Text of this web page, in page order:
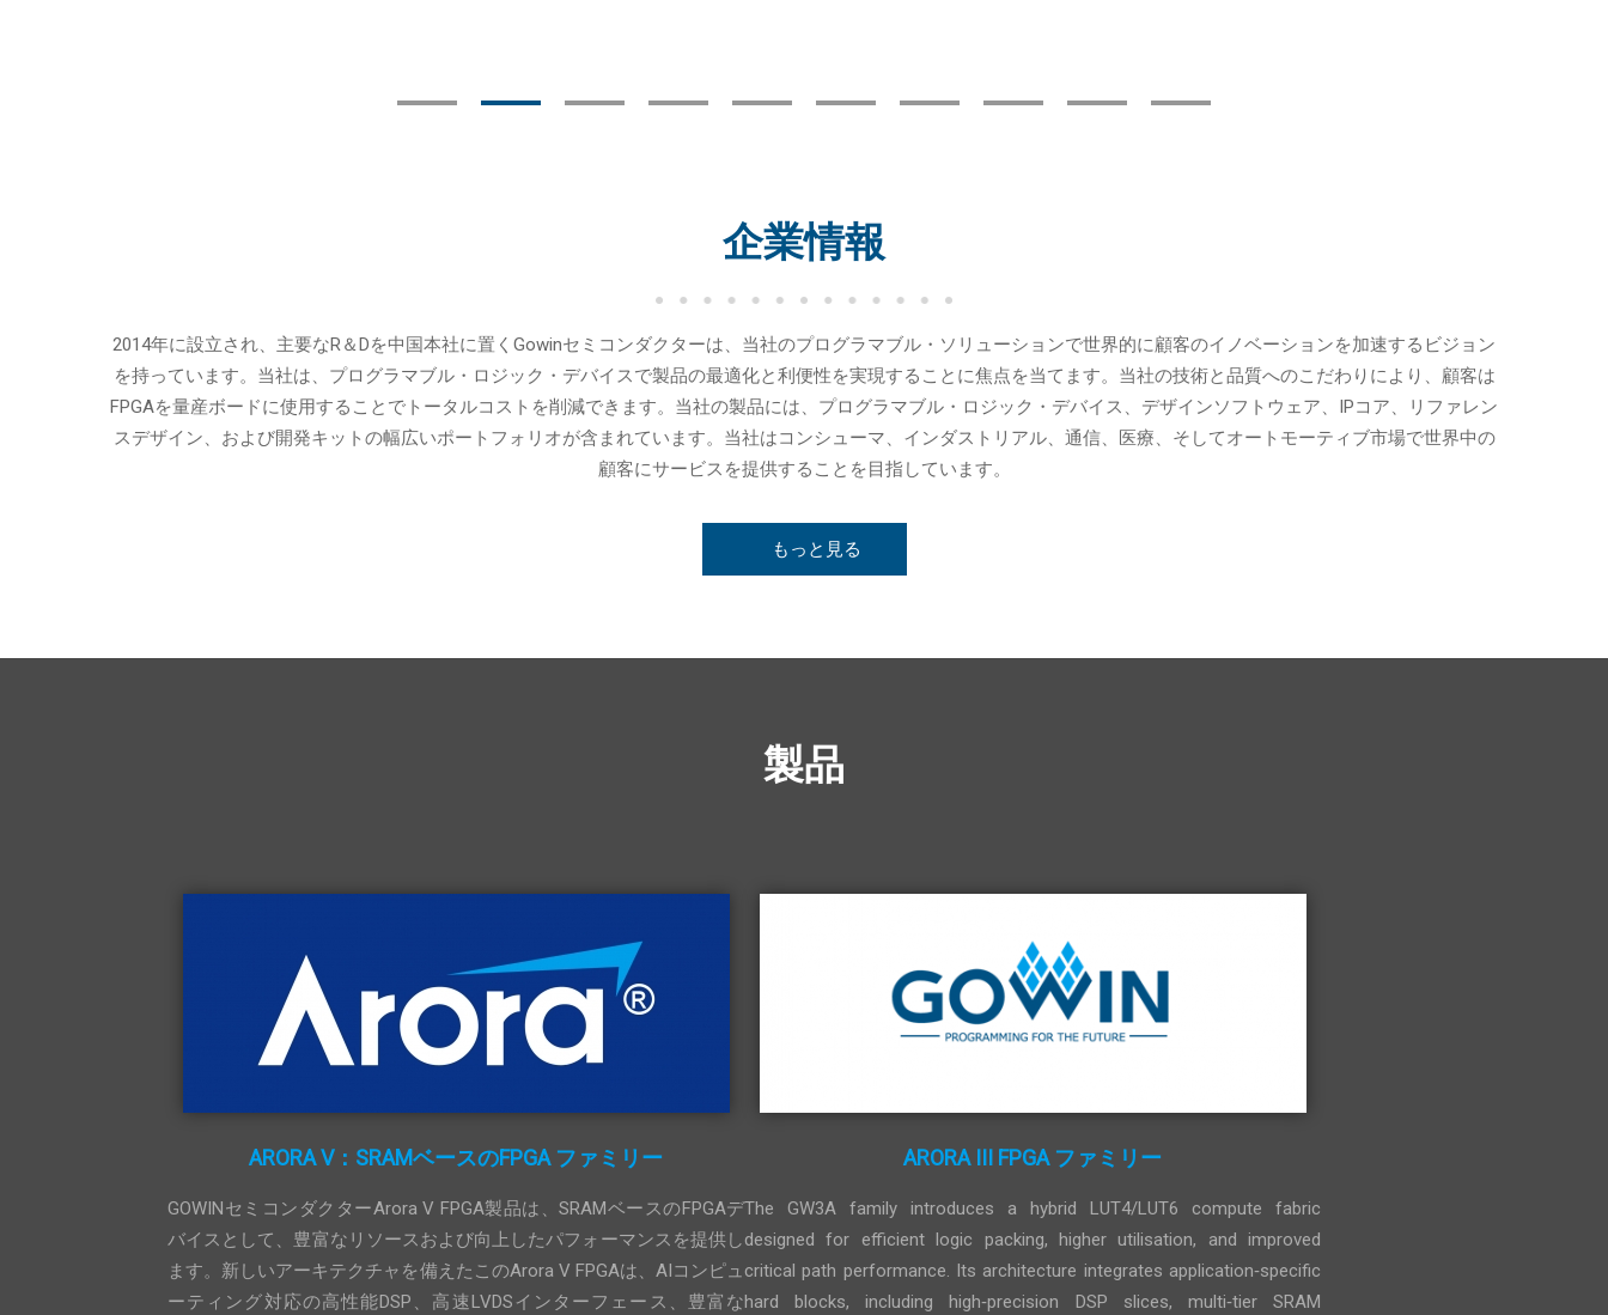
企業情報
2014年に設立され、主要なR＆Dを中国本社に置くGowinセミコンダクターは、当社のプログラマブル・ソリューションで世界的に顧客のイノベーションを加速するビジョン
を持っています。当社は、プログラマブル・ロジック・デバイスで製品の最適化と利便性を実現することに焦点を当てます。当社の技術と品質へのこだわりにより、顧客は
FPGAを量産ボードに使用することでトータルコストを削減できます。当社の製品には、プログラマブル・ロジック・デバイス、デザインソフトウェア、IPコア、リファレン
スデザイン、および開発キットの幅広いポートフォリオが含まれています。当社はコンシューマ、インダストリアル、通信、医療、そしてオートモーティブ市場で世界中の
顧客にサービスを提供することを目指しています。
もっと見る
製品
ARORA V：SRAMベースのFPGA ファミリー
GOWINセミコンダクターArora V FPGA製品は、SRAMベースのFPGAデ
バイスとして、豊富なリソースおよび向上したパフォーマンスを提供し
ます。新しいアーキテクチャを備えたこのArora V FPGAは、AIコンピュ
ーティング対応の高性能DSP、高速LVDSインターフェース、豊富な
ARORA III FPGA ファミリー
The GW3A family introduces a hybrid LUT4/LUT6 compute fabric
designed for efficient logic packing, higher utilisation, and improved
critical path performance. Its architecture integrates application‑specific
hard blocks, including high‑precision DSP slices, multi‑tier SRAM